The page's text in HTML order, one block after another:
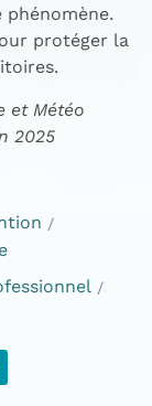
protéger la
et Météo
2025